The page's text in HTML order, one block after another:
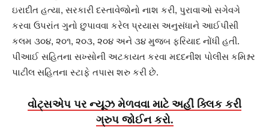
ઇરાદીત હત્યા, સરકારી દસ્તાવેજોનો નાશ કરી, પુરાવાઓ સગેવગે
કરવા ઉપરાંત ગુનો છુપાવવા કરેલ પ્રયાસ અનુસંધાને આઈપીસી
કલમ ૩૦૪, ૨૦૧, ૨૦૩, ૨૦૪ અને ૩૪ મુજબ ફરિયાદ નોંધી હતી.
પીઆઈ સહિતના સખ્સોની અટકાયત કરવા મદદનીશ પોલીસ કમિશ્નર
પાટીલ સહિતના સ્ટાફે તપાસ શરુ કરી છે.
વોટ્સએપ પર ન્યૂઝ મેળવવા માટે અહીં ક્લિક કરી
ગ્રુપ જોઈન કરો.